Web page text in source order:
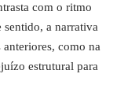
com o ritmo
sentido, a narrativa
como na
estrutural para